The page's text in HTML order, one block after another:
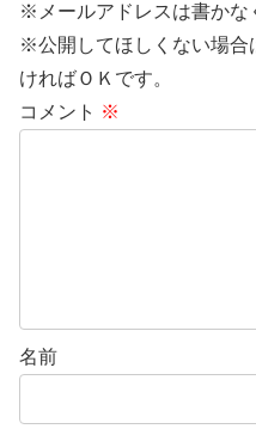
※メールアドレスは書かな
※公開してほしくない場合
ければＯＫです。
コメント ※
名前